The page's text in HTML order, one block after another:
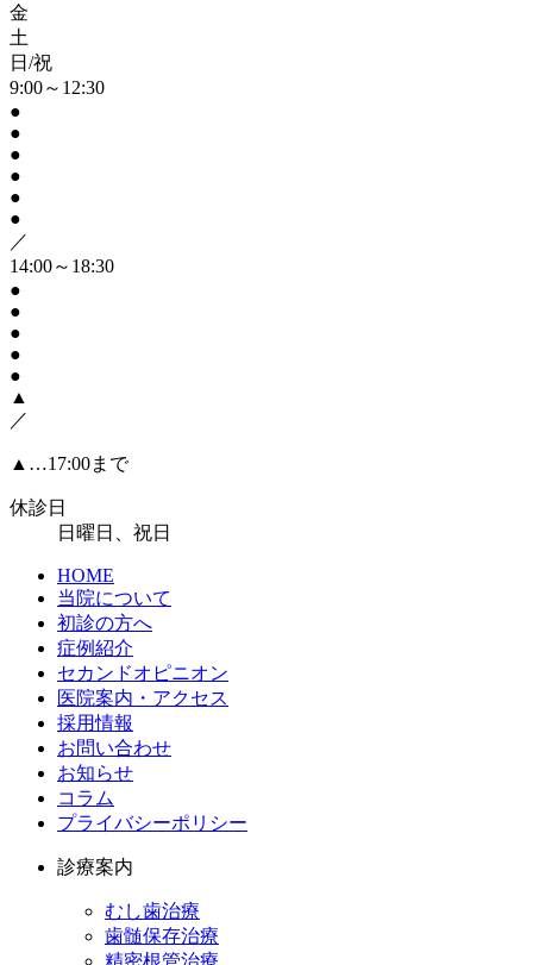
金
土
日/祝
9:00～12:30
●
●
●
●
●
●
／
14:00～18:30
●
●
●
●
●
▲
／
▲…17:00まで
休診日
日曜日、祝日
HOME
当院について
初診の方へ
症例紹介
セカンドオピニオン
医院案内・アクセス
採用情報
お問い合わせ
お知らせ
コラム
プライバシーポリシー
診療案内
むし歯治療
歯髄保存治療
精密根管治療